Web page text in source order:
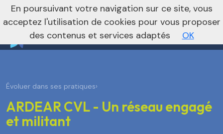
Je m’abonne à la newsletter foncière Vers le site national
nivo_2026: 1
Évoluer dans ses pratiques›
ARDEAR CVL - Un réseau engagé
et militant
En poursuivant votre navigation sur ce site, vous
acceptez l'utilisation de cookies pour vous proposer
des contenus et services adaptés
OK